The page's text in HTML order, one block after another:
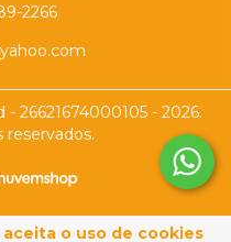
o uso de cookies
2266
26621674000105 - 2026.
reservados.